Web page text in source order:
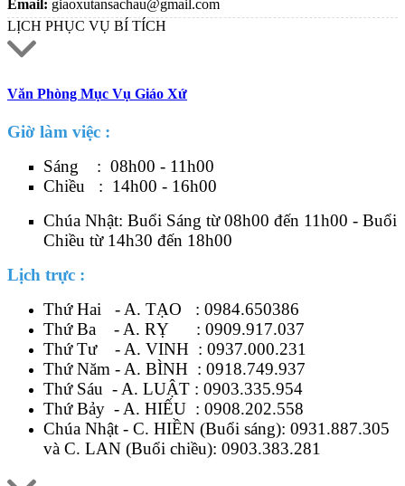
Email: giaoxutansachau@gmail.com
LỊCH PHỤC VỤ BÍ TÍCH
Văn Phòng Mục Vụ Giáo Xứ
Giờ làm việc :
Sáng : 08h00 - 11h00
Chiều : 14h00 - 16h00
Chúa Nhật: Buổi Sáng từ 08h00 đến 11h00 - Buổi
Chiều từ 14h30 đến 18h00
Lịch trực :
Thứ Hai - A. TẠO : 0984.650386
Thứ Ba - A. RỴ : 0909.917.037
Thứ Tư - A. VINH : 0937.000.231
Thứ Năm - A. BÌNH : 0918.749.937
Thứ Sáu - A. LUẬT : 0903.335.954
Thứ Bảy - A. HIẾU : 0908.202.558
Chúa Nhật - C. HIỀN (Buổi sáng): 0931.887.305
và C. LAN (Buổi chiều): 0903.383.281